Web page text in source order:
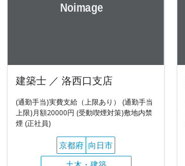
建築士 ／ 洛西口支店
(通勤手当)実費支給（上限あり） (通勤手当
上限)月額20000円 (受動喫煙対策)敷地内禁
煙 (正社員)
京都府 向日市